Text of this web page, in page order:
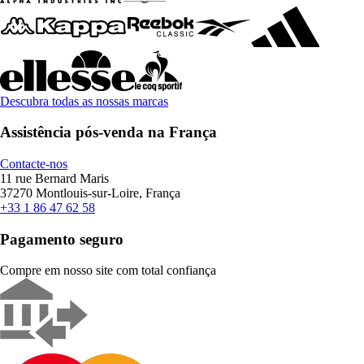
Descubra todas as nossas marcas
Assistência pós-venda na França
Contacte-nos
11 rue Bernard Maris
37270 Montlouis-sur-Loire, França
+33 1 86 47 62 58
Pagamento seguro
Compre em nosso site com total confiança